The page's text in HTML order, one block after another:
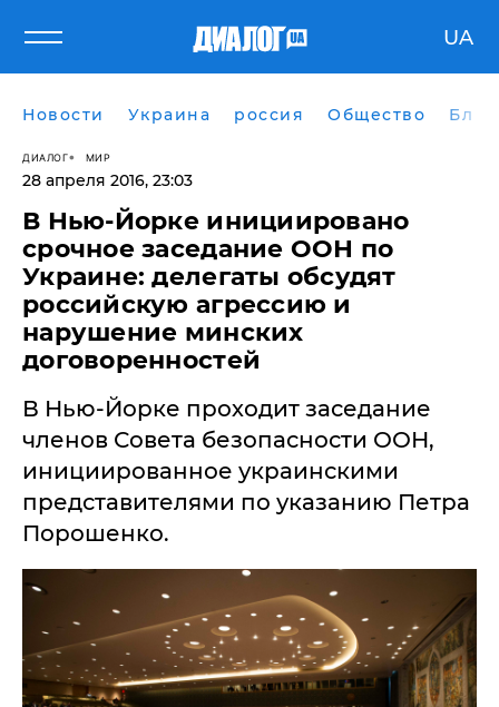
UA
Новости Украина россия Общество
ДИАЛОГ МИР
28 апреля 2016, 23:03
В Нью-Йорке инициировано
срочное заседание ООН по
Украине: делегаты обсудят
российскую агрессию и
нарушение минских
договоренностей
В Нью-Йорке проходит заседание
членов Совета безопасности ООН,
инициированное украинскими
представителями по указанию Петра
Порошенко.